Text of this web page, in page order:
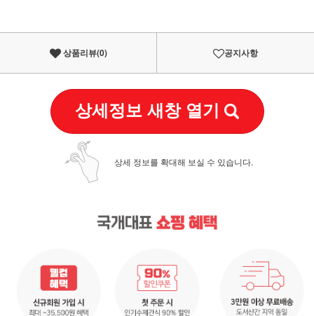
상품리뷰(0) 공지사항
상세정보 새창 열기
상세 정보를 확대해 보실 수 있습니다.